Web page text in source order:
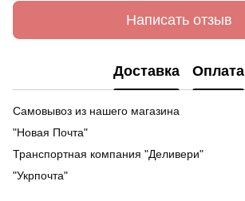
Написать отзыв
Доставка Оплата
Самовывоз из нашего магазина
"Новая Почта"
Транспортная компания "Деливери"
"Укрпочта"